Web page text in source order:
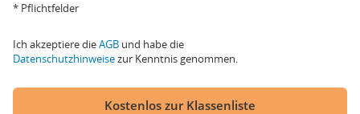
* Pflichtfelder
Ich akzeptiere dieAGB und habe die
Datenschutzhinweisezur Kenntnis genommen.
Kostenlos zur Klassenliste